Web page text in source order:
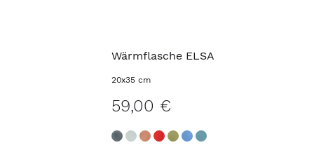
Wärmflasche ELSA
20x35 cm
59,00 €